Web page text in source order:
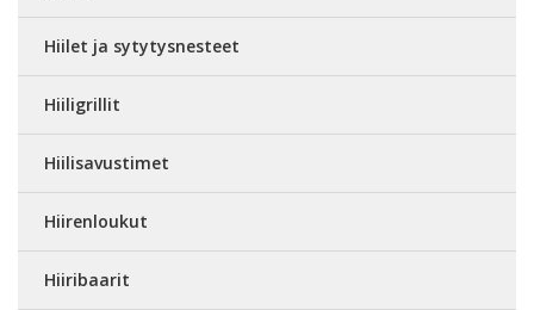
Hiilet ja sytytysnesteet
Hiiligrillit
Hiilisavustimet
Hiirenloukut
Hiiribaarit